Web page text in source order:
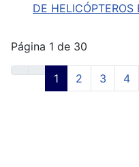
DE HELICÓPTEROS
Página 1 de 30
1 2 3 4